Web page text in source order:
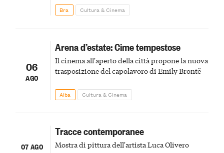
Bra Cultura & Cinema
06
AGO
Arena d’estate: Cime tempestose
Il cinema all'aperto della città propone la nuova
trasposizione del capolavoro di Emily Brontë
Alba Cultura & Cinema
07 AGO
Tracce contemporanee
Mostra di pittura dell'artista Luca Olivero